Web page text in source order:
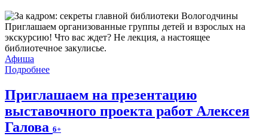
Приглашаем организованные группы детей и взрослых на
экскурсию! Что вас ждет? Не лекция, а настоящее
библиотечное закулисье.
Афиша
Подробнее
Приглашаем на презентацию
выставочного проекта работ Алексея
Галова 6+